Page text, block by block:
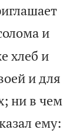
и
хлеб и
и для
ни в чем
ему: